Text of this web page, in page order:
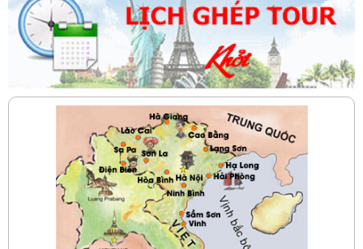
BRAZIL – PERU – ARGENTINA – CHILE
298,000,000 đ
KHÁM PHÁ TRÁI TIM CỦA CHÂU PHI
375,000,000 đ
CHƯƠNG TRÌNH TOUR ĐẶC BIỆT: QUẦN ĐẢO
NGOÀI HÀNH TINH GALAPAGOS VÀ 1 TRONG 7
KỲ QUAN THIÊN NHIÊN THẾ GIỚI SÔNG AMAZON
339,500,000 đ
CHẠM TỚI BẮC CỰC
275,000,000 đ